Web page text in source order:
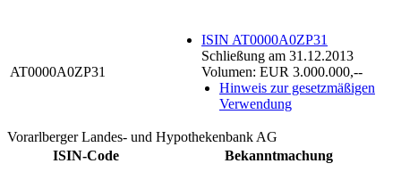
AT0000A0ZP31
ISIN AT0000A0ZP31
Schließung am 31.12.2013
Volumen: EUR 3.000.000,--
Hinweis zur gesetzmäßigen
Verwendung
Vorarlberger Landes- und Hypothekenbank AG
ISIN-Code
Bekanntmachung